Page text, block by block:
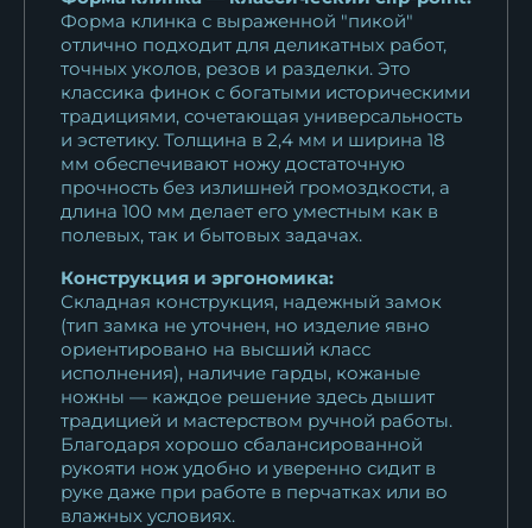
Форма клинка с выраженной "пикой"
отлично подходит для деликатных работ,
точных уколов, резов и разделки. Это
классика финок с богатыми историческими
традициями, сочетающая универсальность
и эстетику. Толщина в 2,4 мм и ширина 18
мм обеспечивают ножу достаточную
прочность без излишней громоздкости, а
длина 100 мм делает его уместным как в
полевых, так и бытовых задачах.
Конструкция и эргономика:
Складная конструкция, надежный замок
(тип замка не уточнен, но изделие явно
ориентировано на высший класс
исполнения), наличие гарды, кожаные
ножны — каждое решение здесь дышит
традицией и мастерством ручной работы.
Благодаря хорошо сбалансированной
рукояти нож удобно и уверенно сидит в
руке даже при работе в перчатках или во
влажных условиях.